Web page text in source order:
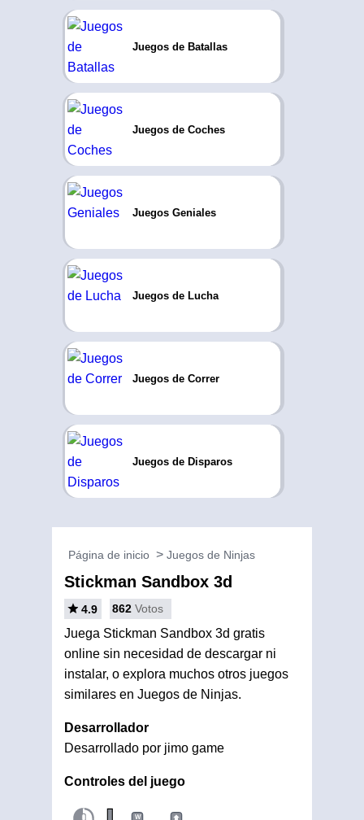
Juegos de Batallas
Juegos de Coches
Juegos Geniales
Juegos de Lucha
Juegos de Correr
Juegos de Disparos
Página de inicio Juegos de Ninjas
Stickman Sandbox 3d
4.9 862 Votos
Juega Stickman Sandbox 3d gratis
online sin necesidad de descargar ni
instalar, o explora muchos otros juegos
similares en Juegos de Ninjas.
Desarrollador
Desarrollado por jimo game
Controles del juego
W